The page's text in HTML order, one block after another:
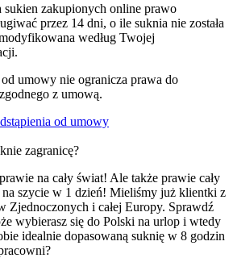
zakupionych online prawo
przez 14 dni, o ile suknia nie została
według Twojej
umowy nie ogranicza prawa do
z umową.
od umowy
zagranicę?
na cały świat! Ale także prawie cały
na szycie w 1 dzień! Mieliśmy już klientki z
Zjednoczonych i całej Europy. Sprawdź
wybierasz się do Polski na urlop i wtedy
idealnie dopasowaną suknię w 8 godzin